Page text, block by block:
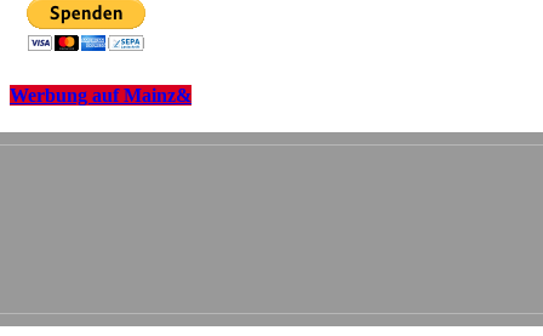
Werbung auf Mainz&